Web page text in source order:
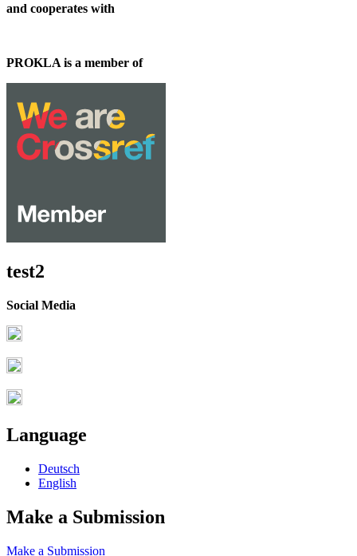
and cooperates with
PROKLA is a member of
test2
Social Media
Language
Deutsch
English
Make a Submission
Make a Submission